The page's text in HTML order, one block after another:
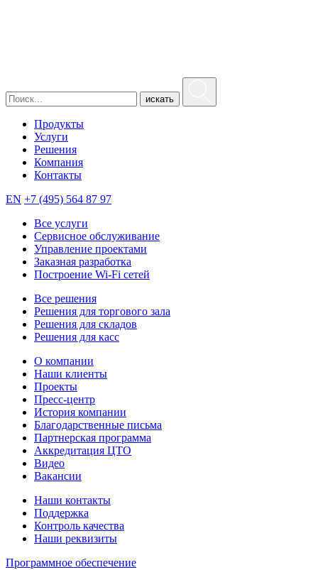
искать
Продукты
Услуги
Решения
Компания
Контакты
EN +7 (495) 564 87 97
Все услуги
Сервисное обслуживание
Управление проектами
Заказная разработка
Построение Wi-Fi сетей
Все решения
Решения для торгового зала
Решения для складов
Решения для касс
О компании
Наши клиенты
Проекты
Пресс-центр
История компании
Благодарственные письма
Партнерская программа
Аккредитация ЦТО
Видео
Вакансии
Наши контакты
Поддержка
Контроль качества
Наши реквизиты
Программное обеспечение